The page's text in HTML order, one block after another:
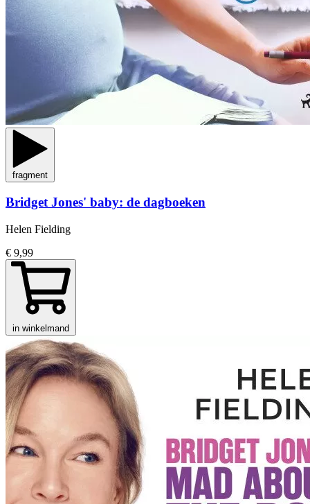
fragment
Bridget Jones' baby: de dagboeken
Helen Fielding
€ 9,99
in winkelmand